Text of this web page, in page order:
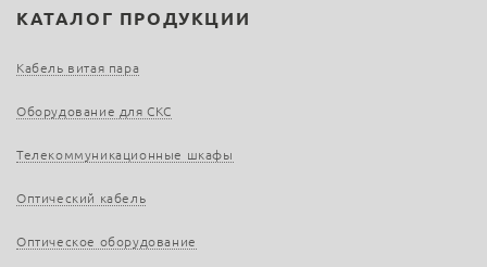
КАТАЛОГ ПРОДУКЦИИ
Кабель витая пара
Оборудование для СКС
Телекоммуникационные шкафы
Оптический кабель
Оптическое оборудование